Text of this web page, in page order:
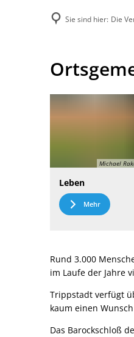
Sie sind hier: Die
Ortsgemeinde
Trippstadt
Michael
Leben
Mehr
Rund 3.000
im Laufe der Jahre
Trippstadt verfügt
kaum einen
Das Barockschloß